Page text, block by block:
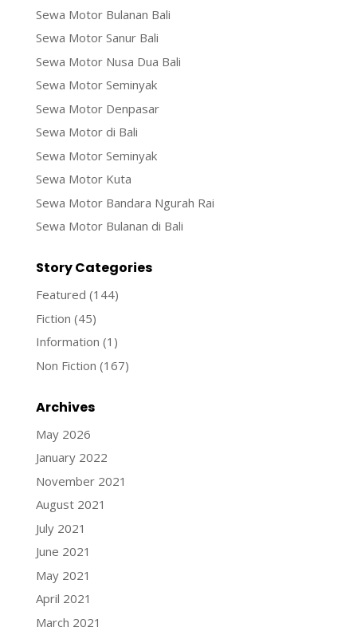
Sewa Motor Bulanan Bali
Sewa Motor Sanur Bali
Sewa Motor Nusa Dua Bali
Sewa Motor Seminyak
Sewa Motor Denpasar
Sewa Motor di Bali
Sewa Motor Seminyak
Sewa Motor Kuta
Sewa Motor Bandara Ngurah Rai
Sewa Motor Bulanan di Bali
Story Categories
Featured (144)
Fiction (45)
Information (1)
Non Fiction (167)
Archives
May 2026
January 2022
November 2021
August 2021
July 2021
June 2021
May 2021
April 2021
March 2021